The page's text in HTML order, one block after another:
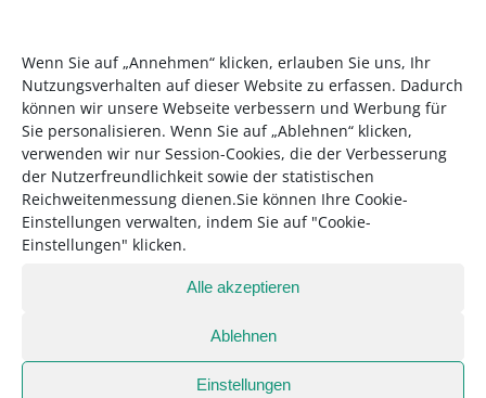
Wenn Sie auf „Annehmen“ klicken, erlauben Sie uns, Ihr
Nutzungsverhalten auf dieser Website zu erfassen. Dadurch
können wir unsere Webseite verbessern und Werbung für
Sie personalisieren. Wenn Sie auf „Ablehnen“ klicken,
verwenden wir nur Session-Cookies, die der Verbesserung
der Nutzerfreundlichkeit sowie der statistischen
Reichweitenmessung dienen.Sie können Ihre Cookie-
Einstellungen verwalten, indem Sie auf "Cookie-
Einstellungen" klicken.
Alle akzeptieren
Ablehnen
Einstellungen
Das Korbinians Kolleg ist nicht nur nach dem Hotelier